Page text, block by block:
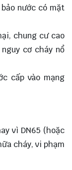
nước có mặt
chung cư cao
cơ cháy nổ
cấp vào mạng
vì DN65 (hoặc
cháy, vi phạm